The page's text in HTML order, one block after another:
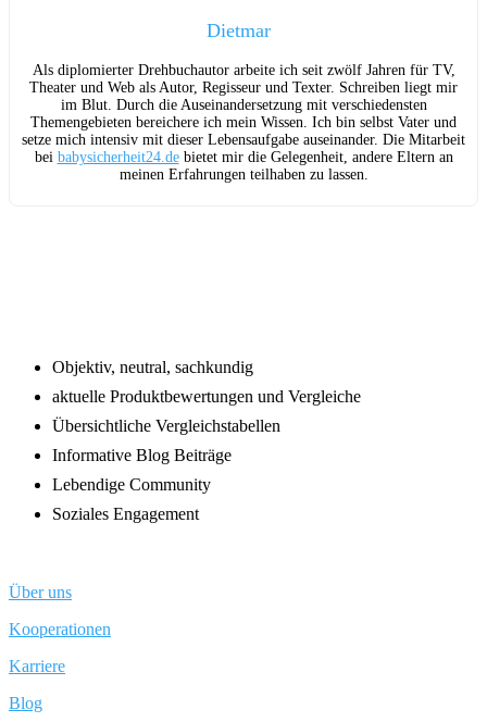
Dietmar
Als diplomierter Drehbuchautor arbeite ich seit zwölf Jahren für TV,
Theater und Web als Autor, Regisseur und Texter. Schreiben liegt mir
im Blut. Durch die Auseinandersetzung mit verschiedensten
Themengebieten bereichere ich mein Wissen. Ich bin selbst Vater und
setze mich intensiv mit dieser Lebensaufgabe auseinander. Die Mitarbeit
bei babysicherheit24.debietet mir die Gelegenheit, andere Eltern an
meinen Erfahrungen teilhaben zu lassen.
Objektiv, neutral, sachkundig
aktuelle Produktbewertungen und Vergleiche
Übersichtliche Vergleichstabellen
Informative Blog Beiträge
Lebendige Community
Soziales Engagement
Über uns
Kooperationen
Karriere
Blog